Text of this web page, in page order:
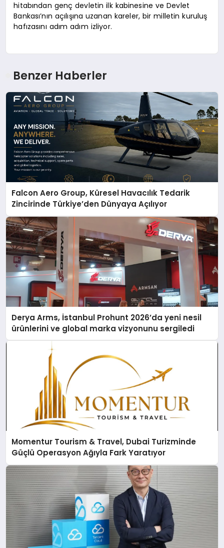
hitabından genç devletin ilk kabinesine ve Devlet
Bankası’nın açılışına uzanan kareler, bir milletin kuruluş
hafızasını adım adım izliyor.
Benzer Haberler
Falcon Aero Group, Küresel Havacılık Tedarik
Zincirinde Türkiye’den Dünyaya Açılıyor
Derya Arms, İstanbul Prohunt 2026’da yeni nesil
ürünlerini ve global marka vizyonunu sergiledi
Momentur Tourism & Travel, Dubai Turizminde
Güçlü Operasyon Ağıyla Fark Yaratıyor